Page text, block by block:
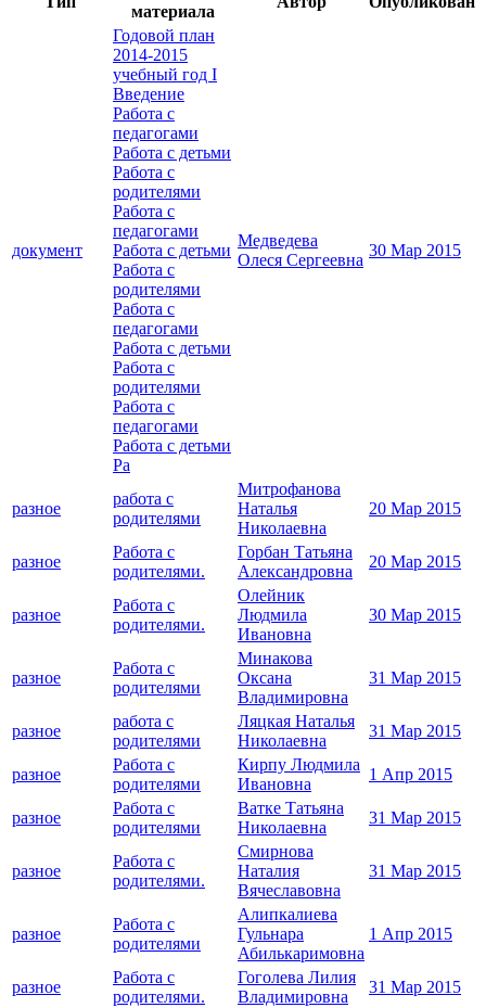
материала
документ
Годовой план
2014-2015
учебный год I
Введение
Работа с
педагогами
Работа с детьми
Работа с
родителями
Работа с
педагогами
Работа с детьми
Работа с
родителями
Работа с
педагогами
Работа с детьми
Работа с
родителями
Работа с
педагогами
Работа с детьми
Ра
Медведева
Олеся Сергеевна
30 Мар 2015
разное
работа с
родителями
Митрофанова
Наталья
Николаевна
20 Мар 2015
разное
Работа с
родителями.
Горбан Татьяна
Александровна
20 Мар 2015
разное
Работа с
родителями.
Олейник
Людмила
Ивановна
30 Мар 2015
разное
Работа с
родителями
Минакова
Оксана
Владимировна
31 Мар 2015
разное
работа с
родителями
Ляцкая Наталья
Николаевна
31 Мар 2015
разное
Работа с
родителями
Кирпу Людмила
Ивановна
1 Апр 2015
разное
Работа с
родителями
Ватке Татьяна
Николаевна
31 Мар 2015
разное
Работа с
родителями.
Смирнова
Наталия
Вячеславовна
31 Мар 2015
разное
Работа с
родителями
Алипкалиева
Гульнара
Абилькаримовна
1 Апр 2015
разное
Работа с
родителями.
Гоголева Лилия
Владимировна
31 Мар 2015